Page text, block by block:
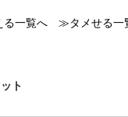
一覧へ ≫タメせる一
ト